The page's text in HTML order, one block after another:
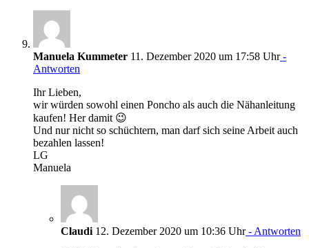
Manuela Kummeter 11. Dezember 2020 um 17:58 Uhr-
Antworten
Ihr Lieben,
wir würden sowohl einen Poncho als auch die Nähanleitung
kaufen! Her damit 😉
Und nur nicht so schüchtern, man darf sich seine Arbeit auch
bezahlen lassen!
LG
Manuela
Claudi 12. Dezember 2020 um 10:36 Uhr- Antworten